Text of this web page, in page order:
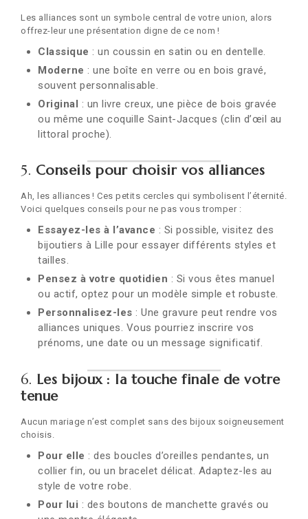
Les alliances sont un symbole central de votre union, alors
offrez-leur une présentation digne de ce nom !
Classique : un coussin en satin ou en dentelle.
Moderne : une boîte en verre ou en bois gravé,
souvent personnalisable.
Original : un livre creux, une pièce de bois gravée
ou même une coquille Saint-Jacques (clin d’œil au
littoral proche).
5. Conseils pour choisir vos alliances
Ah, les alliances ! Ces petits cercles qui symbolisent l’éternité.
Voici quelques conseils pour ne pas vous tromper :
Essayez-les à l’avance : Si possible, visitez des
bijoutiers à Lille pour essayer différents styles et
tailles.
Pensez à votre quotidien : Si vous êtes manuel
ou actif, optez pour un modèle simple et robuste.
Personnalisez-les : Une gravure peut rendre vos
alliances uniques. Vous pourriez inscrire vos
prénoms, une date ou un message significatif.
6. Les bijoux : la touche finale de votre
tenue
Aucun mariage n’est complet sans des bijoux soigneusement
choisis.
Pour elle : des boucles d’oreilles pendantes, un
collier fin, ou un bracelet délicat. Adaptez-les au
style de votre robe.
Pour lui : des boutons de manchette gravés ou